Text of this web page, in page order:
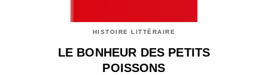
HISTOIRE LITTÉRAIRE
LE BONHEUR DES PETITS
POISSONS